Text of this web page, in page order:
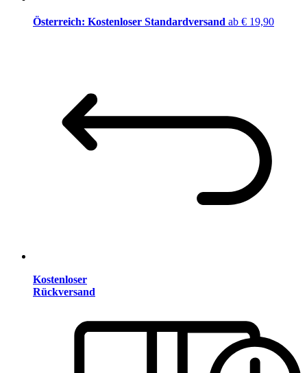
Österreich: Kostenloser Standardversand ab € 19,90
Kostenloser
Rückversand